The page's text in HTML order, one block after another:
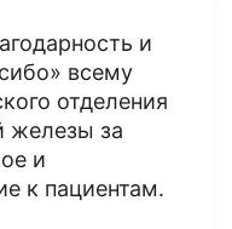
и
всему
отделения
железы за
и
к пациентам.